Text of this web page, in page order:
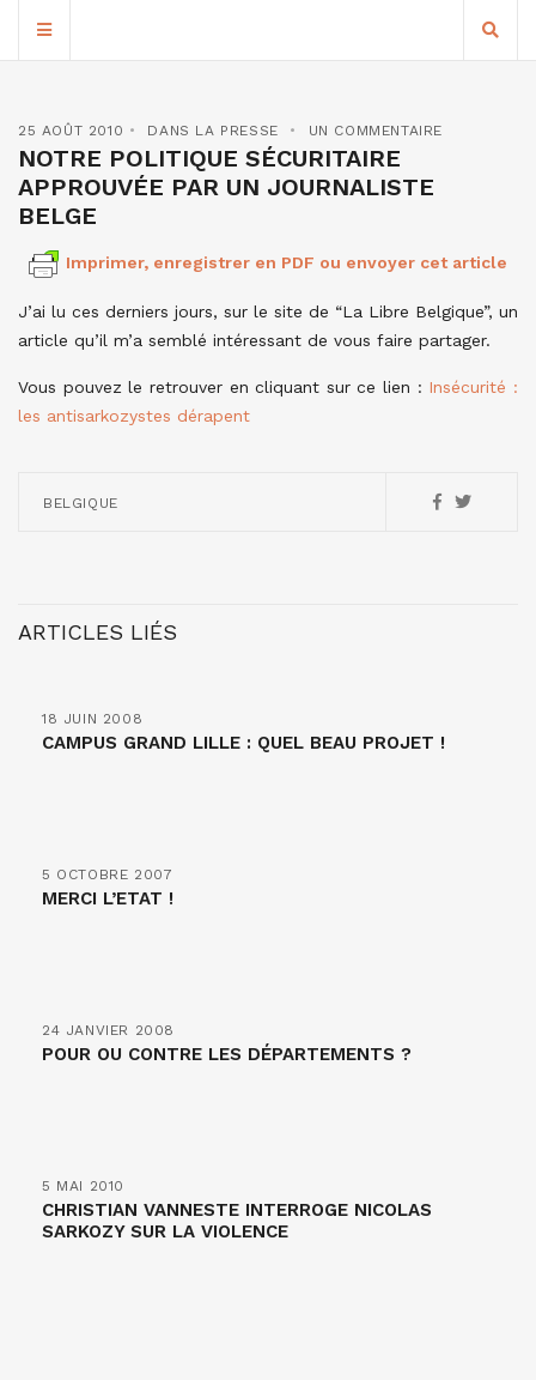
25 AOÛT 2010 DANS LA PRESSE UN COMMENTAIRE
NOTRE POLITIQUE SÉCURITAIRE
APPROUVÉE PAR UN JOURNALISTE
BELGE
Imprimer, enregistrer en PDF ou envoyer cet article
J’ai lu ces derniers jours, sur le site de “La Libre Belgique”, un
article qu’il m’a semblé intéressant de vous faire partager.
Vous pouvez le retrouver en cliquant sur ce lien : Insécurité :
les antisarkozystes dérapent
BELGIQUE
ARTICLES LIÉS
18 JUIN 2008
CAMPUS GRAND LILLE : QUEL BEAU PROJET !
5 OCTOBRE 2007
MERCI L’ETAT !
24 JANVIER 2008
POUR OU CONTRE LES DÉPARTEMENTS ?
5 MAI 2010
CHRISTIAN VANNESTE INTERROGE NICOLAS
SARKOZY SUR LA VIOLENCE